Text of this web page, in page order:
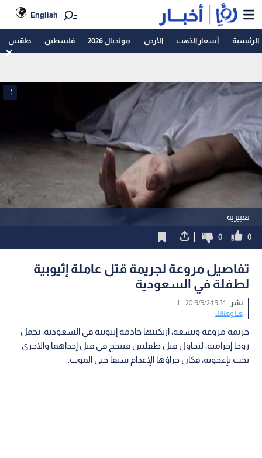
English
الرئيسية أسعار الذهب الأردن مونديال 2026 فلسطين طقس
تعبيرية
1
0
0
تفاصيل مروعة لجريمة قتل عاملة إثيوبية
لطفلة في السعودية
نشر :9:34 2019/9/24
|
هنا وهناك
جريمة مروعة وبشعة، ارتكبتها خادمة إثيوبية في السعودية، تحمل
روحا إجرامية، لتحاول قتل طفلتين فتنجح في قتل إحداهما والاخرى
نجت بإعجوبة، فكان جزاؤها الإعدام شنقا حتى الموت.